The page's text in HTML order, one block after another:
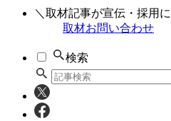
＼取材記事が宣伝・採用
取材お問い合わせ
検索